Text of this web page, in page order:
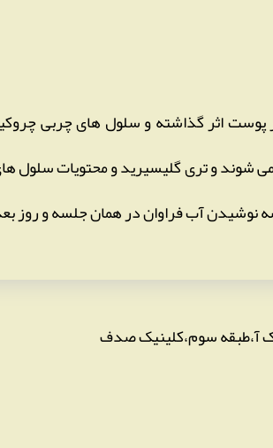
اثر گذاشته و سلول های چربی
و تری گلیسیرید و محتویات سلول
نوشیدن آب فراوان در همان جلسه و روز
آ،طبقه سوم،کلینیک صدف